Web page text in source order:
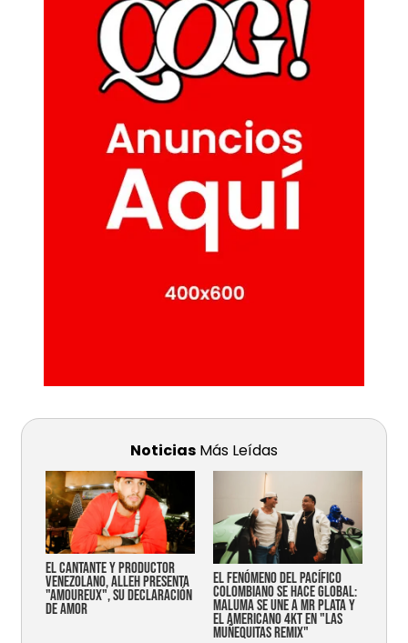
Noticias Más Leídas
EL CANTANTE Y PRODUCTOR
VENEZOLANO, ALLEH PRESENTA
"AMOUREUX", SU DECLARACIÓN
DE AMOR
EL FENÓMENO DEL PACÍFICO
COLOMBIANO SE HACE GLOBAL:
MALUMA SE UNE A MR PLATA Y
EL AMERICANO 4KT EN "LAS
MUÑEQUITAS REMIX"